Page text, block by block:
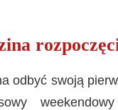
odbyć swoją